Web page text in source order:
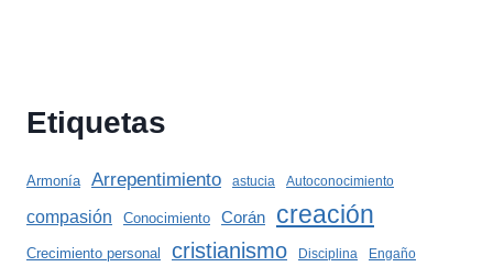
Etiquetas
Armonía Arrepentimiento astucia Autoconocimiento
compasión Conocimiento Corán creación
Crecimiento personal cristianismo Disciplina Engaño